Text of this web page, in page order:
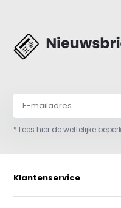
* Lees hier de wettelijke
Klantenservice